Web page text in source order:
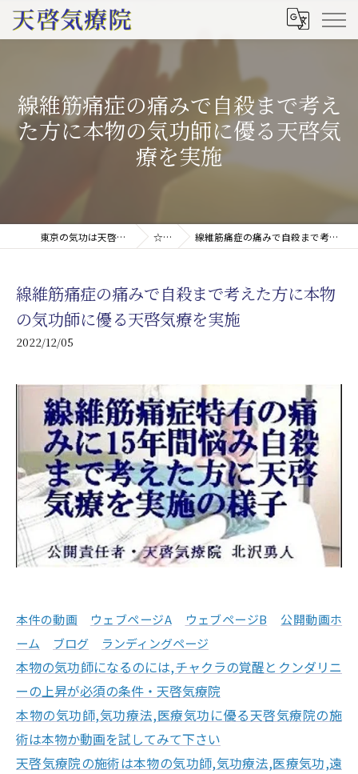
線維筋痛症の痛みで自殺まで考え
た方に本物の気功師に優る天啓気
療を実施
東京の気功は天啓気療院(天啓気功療法治療院) ☆ブログ 線維筋痛症の痛みで自殺まで考えた方に本物の気功師に優る天啓気療を実施
線維筋痛症の痛みで自殺まで考えた方に本物
の気功師に優る天啓気療を実施
2022/12/05
本件の動画 ウェブページA ウェブページB
公開動画ホ
ーム
ブログ ランディングページ
本物の気功師になるのには,チャクラの覚醒とクンダリニ
ーの上昇が必須の条件・天啓気療院
本物の気功師,気功療法,医療気功に優る天啓気療院の施
術は本物か動画を試してみて下さい
天啓気療院の施術は本物の気功師,気功療法,医療気功,遠